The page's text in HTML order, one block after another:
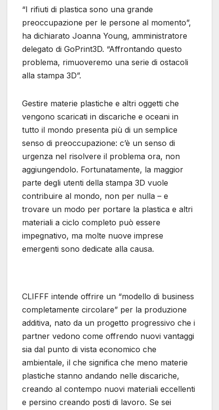
“I rifiuti di plastica sono una grande
preoccupazione per le persone al momento”,
ha dichiarato Joanna Young, amministratore
delegato di GoPrint3D. “Affrontando questo
problema, rimuoveremo una serie di ostacoli
alla stampa 3D”.
Gestire materie plastiche e altri oggetti che
vengono scaricati in discariche e oceani in
tutto il mondo presenta più di un semplice
senso di preoccupazione: c’è un senso di
urgenza nel risolvere il problema ora, non
aggiungendolo. Fortunatamente, la maggior
parte degli utenti della stampa 3D vuole
contribuire al mondo, non per nulla – e
trovare un modo per portare la plastica e altri
materiali a ciclo completo può essere
impegnativo, ma molte nuove imprese
emergenti sono dedicate alla causa.
CLIFFF intende offrire un “modello di business
completamente circolare” per la produzione
additiva, nato da un progetto progressivo che i
partner vedono come offrendo nuovi vantaggi
sia dal punto di vista economico che
ambientale, il che significa che meno materie
plastiche stanno andando nelle discariche,
creando al contempo nuovi materiali eccellenti
e persino creando posti di lavoro. Se sei